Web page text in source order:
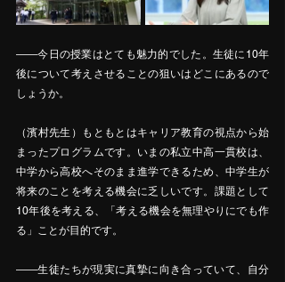
――今日の授業はとても魅力的でした。生徒に10年
後について考えさせることの狙いはどこにあるので
しょうか。
（濱村先生）もともとはキャリア教育の視点から始
まったプログラムです。いまの私立中高一貫校は、
中学から高校へそのまま進学できるため、中学生が
将来のことを考える機会に乏しいです。課題として
10年後を考える、「考える機会を無理やりにでも作
る」ことが目的です。
――生徒たちが現実に真摯に向き合っていて、自分